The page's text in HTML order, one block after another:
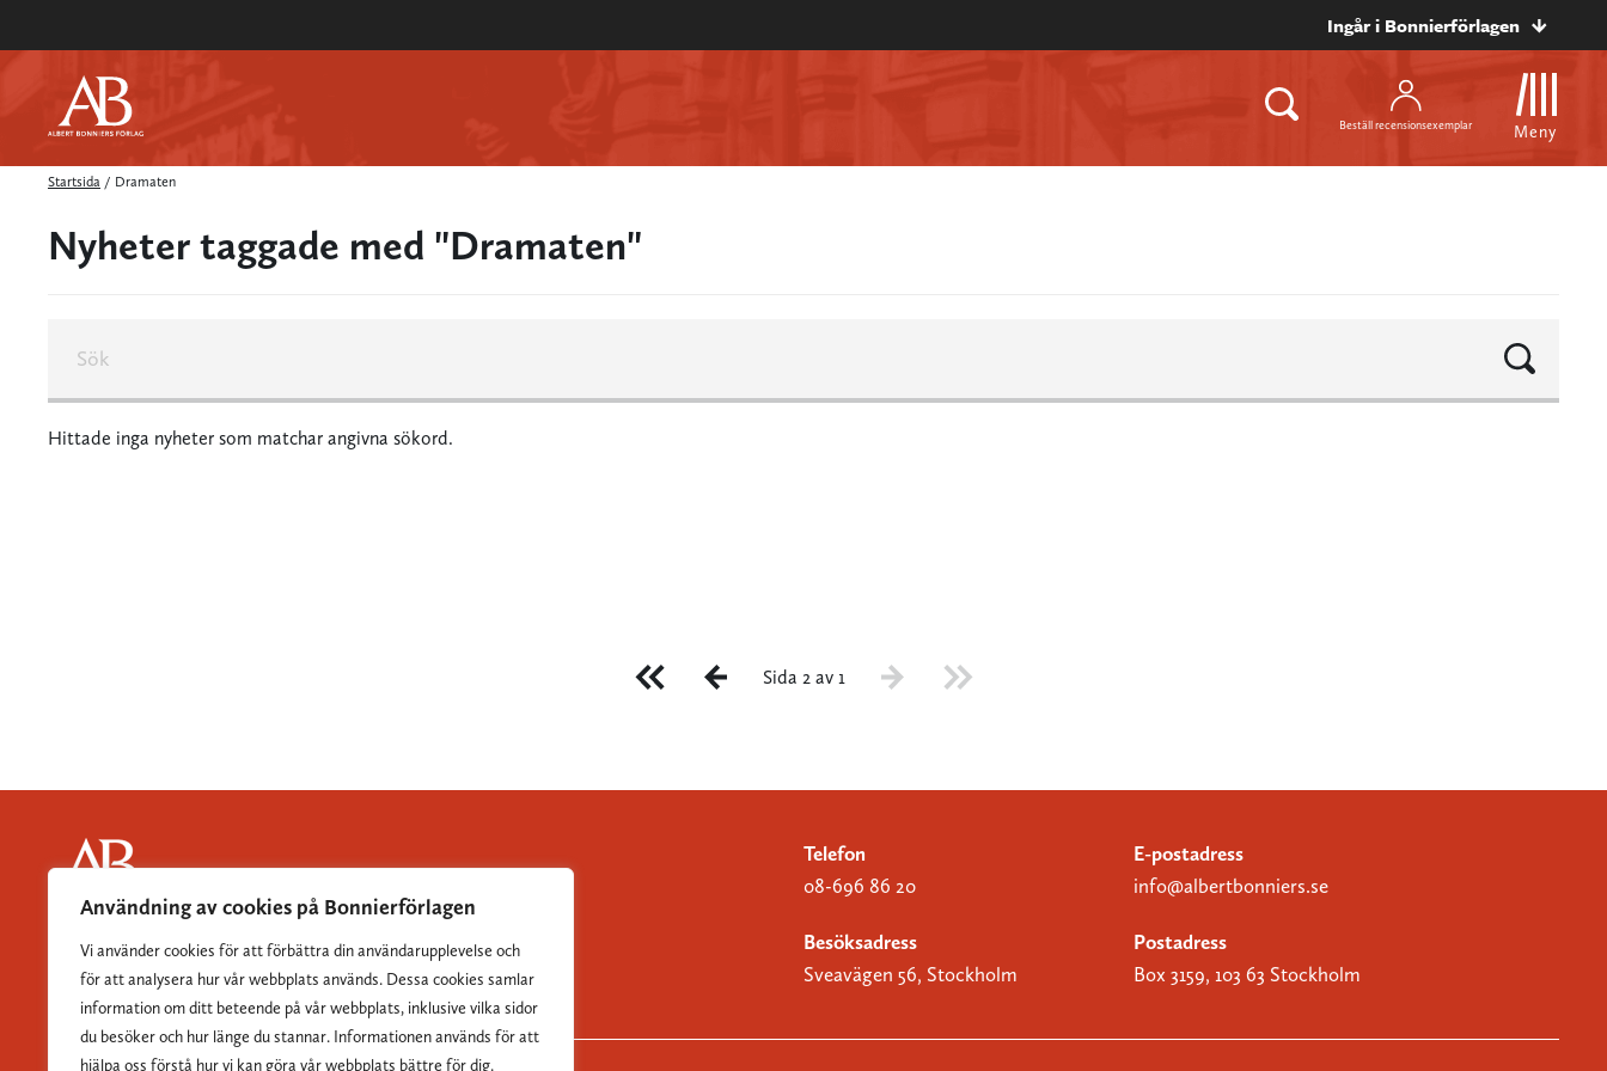
Användning av cookies på Bonnierförlagen
Vi använder cookies för att förbättra din användarupplevelse och
för att analysera hur vår webbplats används. Dessa cookies samlar
information om ditt beteende på vår webbplats, inklusive vilka sidor
du besöker och hur länge du stannar. Informationen används för att
hjälpa oss förstå hur vi kan göra vår webbplats bättre för dig.
Ingår i Bonnierförlagen
Beställ recensionsexemplar Meny
Startsida / Dramaten
Nyheter taggade med "Dramaten"
Hittade inga nyheter som matchar angivna sökord.
Sida 2 av 1
Albert Bonniers Förlag grundades 1837 och är Sveriges
största skönlitterära förlag.
Telefon
08-696 86 20
E-postadress
info@albertbonniers.se
Besöksadress
Sveavägen 56, Stockholm
Postadress
Box 3159, 103 63 Stockholm